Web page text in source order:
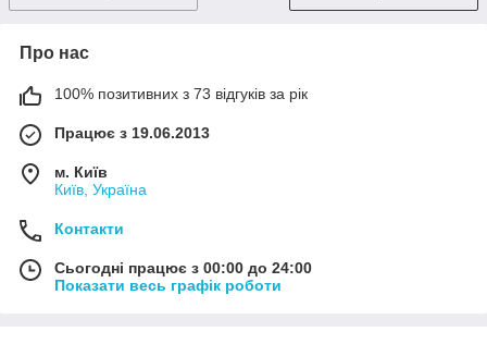
Про нас
100% позитивних з 73 відгуків за рік
Працює з 19.06.2013
м. Київ
Київ, Україна
Контакти
Сьогодні працює з 00:00 до 24:00
Показати весь графік роботи